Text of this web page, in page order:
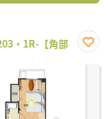
・1R-【角部
に入